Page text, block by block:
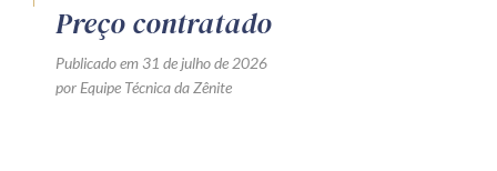
Preço contratado
Publicado em 31 de julho de 2026
por Equipe Técnica da Zênite